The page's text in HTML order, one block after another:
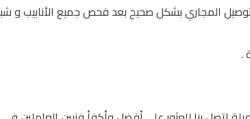
المجاري بشكل صحيح بعد فحص جميع الأنابيب و
.